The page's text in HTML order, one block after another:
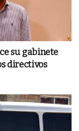
su gabinete
directivos